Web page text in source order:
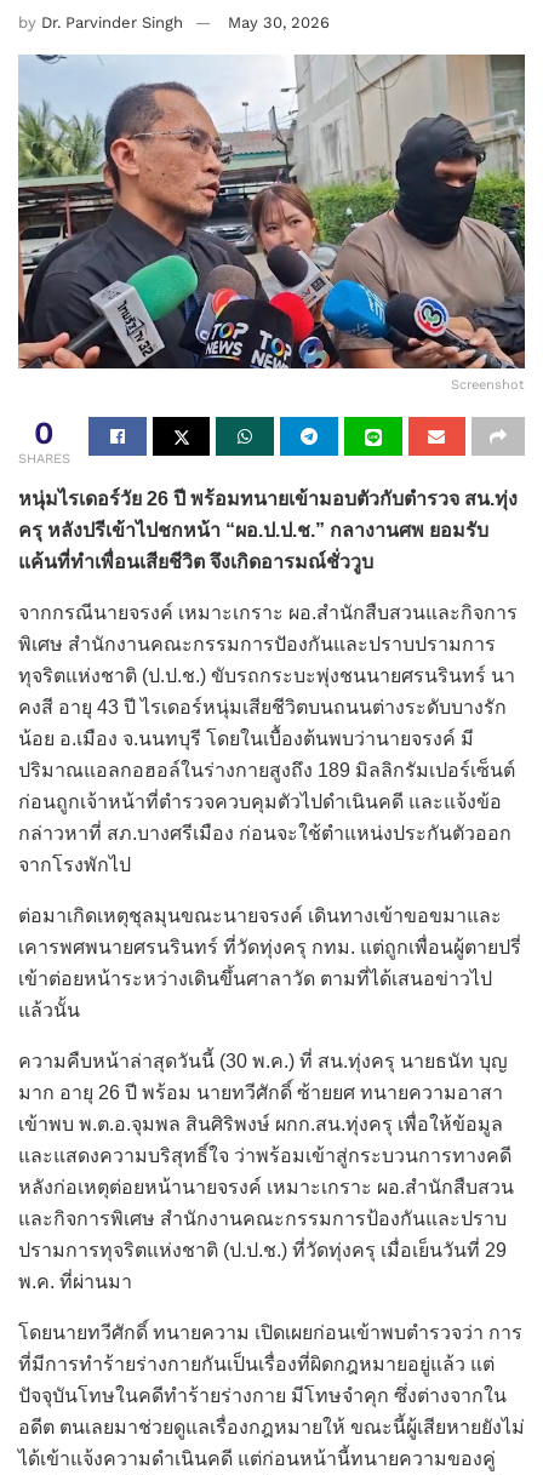
by Dr. Parvinder Singh May 30, 2026
Screenshot
0
SHARES
หนุ่มไรเดอร์วัย 26 ปี พร้อมทนายเข้ามอบตัวกับตำรวจ สน.ทุ่ง
ครุ หลังปรีเข้าไปชกหน้า “ผอ.ป.ป.ช.” กลางานศพ ยอมรับ
แค้นที่ทำเพื่อนเสียชีวิต จึงเกิดอารมณ์ชั่ววูบ
จากกรณีนายจรงค์ เหมาะเกราะ ผอ.สำนักสืบสวนและกิจการ
พิเศษ สำนักงานคณะกรรมการปัองกันและปราบปรามการ
ทุจริตแห่งชาติ (ป.ป.ช.) ขับรถกระบะพุ่งชนนายศรนรินทร์ นา
คงสี อายุ 43 ปี ไรเดอร์หนุ่มเสียชีวิตบนถนนต่างระดับบางรัก
น้อย อ.เมือง จ.นนทบุรี โดยในเบื้องต้นพบว่านายจรงค์ มี
ปริมาณแอลกอฮอล์ในร่างกายสูงถึง 189 มิลลิกรัมเปอร์เซ็นต์
ก่อนถูกเจ้าหน้าที่ตำรวจควบคุมตัวไปดำเนินคดี และแจ้งข้อ
กล่าวหาที่ สภ.บางศรีเมือง ก่อนจะใช้ตำแหน่งประกันตัวออก
จากโรงพักไป
ต่อมาเกิดเหตุชุลมุนขณะนายจรงค์ เดินทางเข้าขอขมาและ
เคารพศพนายศรนรินทร์ ที่วัดทุ่งครุ กทม. แต่ถูกเพื่อนผู้ตายปรี่
เข้าต่อยหน้าระหว่างเดินขึ้นศาลาวัด ตามที่ได้เสนอข่าวไป
แล้วนั้น
ความคืบหน้าล่าสุดวันนี้ (30 พ.ค.) ที่ สน.ทุ่งครุ นายธนัท บุญ
มาก อายุ 26 ปี พร้อม นายทวีศักดิ์ ซ้ายยศ ทนายความอาสา
เข้าพบ พ.ต.อ.จุมพล สินศิริพงษ์ ผกก.สน.ทุ่งครุ เพื่อให้ข้อมูล
และแสดงความบริสุทธิ์ใจ ว่าพร้อมเข้าสู่กระบวนการทางคดี
หลังก่อเหตุต่อยหน้านายจรงค์ เหมาะเกราะ ผอ.สำนักสืบสวน
และกิจการพิเศษ สำนักงานคณะกรรมการป้องกันและปราบ
ปรามการทุจริตแห่งชาติ (ป.ป.ช.) ที่วัดทุ่งครุ เมื่อเย็นวันที่ 29
พ.ค. ที่ผ่านมา
โดยนายทวีศักดิ์ ทนายความ เปิดเผยก่อนเข้าพบตำรวจว่า การ
ที่มีการทำร้ายร่างกายกันเป็นเรื่องที่ผิดกฎหมายอยู่แล้ว แต่
ปัจจุบันโทษในคดีทำร้ายร่างกาย มีโทษจำคุก ซึ่งต่างจากใน
อดีต ตนเลยมาช่วยดูแลเรื่องกฎหมายให้ ขณะนี้ผู้เสียหายยังไม่
ได้เข้าแจ้งความดำเนินคดี แต่ก่อนหน้านี้ทนายความของคู่